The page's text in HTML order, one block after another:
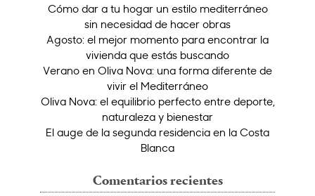
Cómo dar a tu hogar un estilo mediterráneo
sin necesidad de hacer obras
Agosto: el mejor momento para encontrar la
vivienda que estás buscando
Verano en Oliva Nova: una forma diferente de
vivir el Mediterráneo
Oliva Nova: el equilibrio perfecto entre deporte,
naturaleza y bienestar
El auge de la segunda residencia en la Costa
Blanca
Comentarios recientes